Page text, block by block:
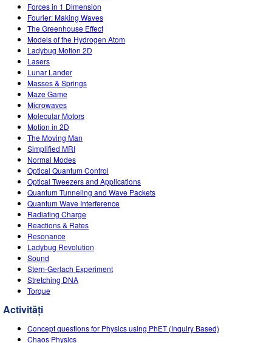
Forces in 1 Dimension
Fourier: Making Waves
The Greenhouse Effect
Models of the Hydrogen Atom
Ladybug Motion 2D
Lasers
Lunar Lander
Masses & Springs
Maze Game
Microwaves
Molecular Motors
Motion in 2D
The Moving Man
Simplified MRI
Normal Modes
Optical Quantum Control
Optical Tweezers and Applications
Quantum Tunneling and Wave Packets
Quantum Wave Interference
Radiating Charge
Reactions & Rates
Resonance
Ladybug Revolution
Sound
Stern-Gerlach Experiment
Stretching DNA
Torque
Activități
Concept questions for Physics using PhET (Inquiry Based)
Chaos Physics